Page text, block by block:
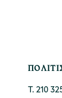
Τ. 210